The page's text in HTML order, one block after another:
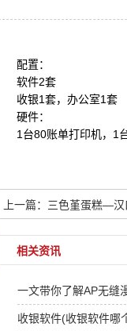
配置：
软件2套
收银1套，办公室1套
硬件：
1台80账单打印机，1
上一篇：三色堇蛋糕—
相关资讯
一文带你了解AP无缝
收银软件(收银软件哪